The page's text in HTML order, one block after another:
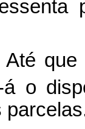
á o